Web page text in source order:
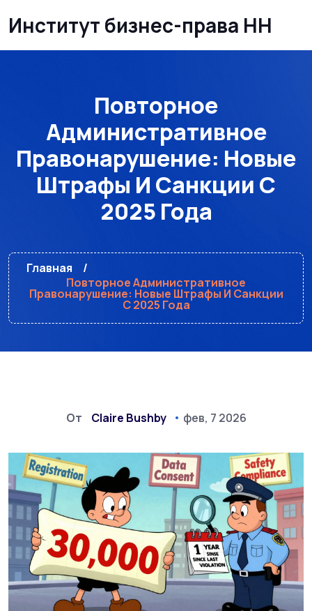
Институт бизнес-права НН
Повторное
Административное
Правонарушение: Новые
Штрафы И Санкции С
2025 Года
Главная
Повторное Административное
Правонарушение: Новые Штрафы И Санкции
С 2025 Года
От Claire Bushby фев, 7 2026